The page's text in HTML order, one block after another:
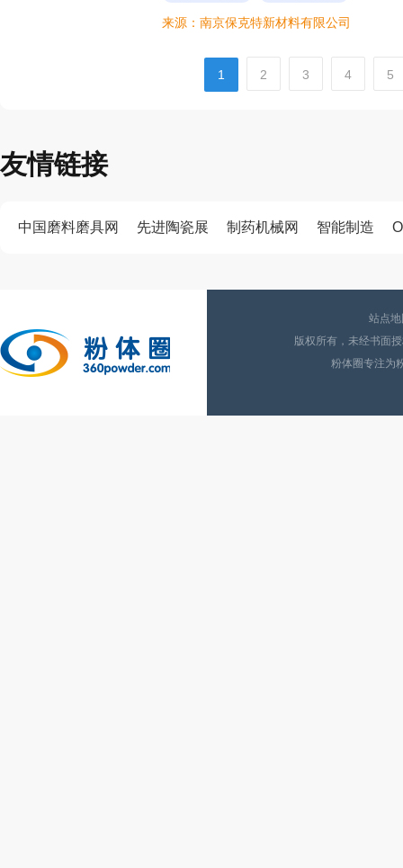
来源：南京保克特新材料有限公司
1 2 3 4 5
友情链接
中国磨料磨具网 先进陶瓷展 制药机械网 智能制造
站点
版权所有，未经书面
粉体圈专注为